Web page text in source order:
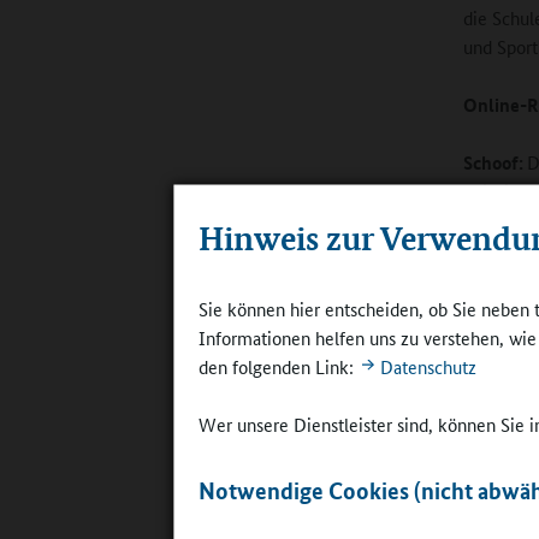
Hinweis zur
Sie können hier entscheiden, ob Sie
Informationen helfen uns zu verstehen,
den folgenden Link:
Datenschutz
Wer unsere Dienstleister sind, können Sie
Notwendige Cookies (nicht
die
und
Online-
Schoof:
sich über
Aufgabe